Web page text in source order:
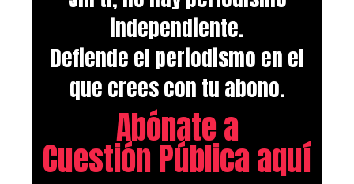
independiente.
Defiende el periodismo en el
que crees con tu abono.
Abónate a
Cuestión Pública aquí